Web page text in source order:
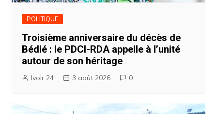
POLITIQUE
Troisième anniversaire du décès de
Bédié : le PDCI-RDA appelle à l’unité
autour de son héritage
Ivoir 24 3 août 2026 0